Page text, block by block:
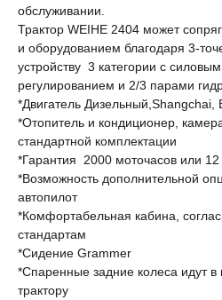
обслуживании.
Трактор WEIHE 2404 может
и оборудованием благодаря 3-
устройству 3 категории с
регулированием и 2/3 парами
*Двигатель Дизельный,Shangchai,
*Отопитель и кондиционер,
стандартной комплектации
*Гарантия 2000 моточасов или 12
*Возможность дополнительной
автопилот
*Комфортабельная кабина,
стандартам
*Сидение Grammer
*Спаренные задние колеса идут в
трактору